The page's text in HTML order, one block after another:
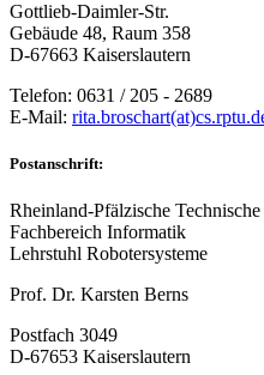
Gottlieb-Daimler-Str.
Gebäude 48, Raum 358
D-67663 Kaiserslautern
Telefon: 0631 / 205 - 2689
E-Mail:
Postanschrift:
Rheinland-Pfälzische
Fachbereich Informatik
Lehrstuhl Robotersysteme
Prof. Dr. Karsten Berns
Postfach 3049
D-67653 Kaiserslautern